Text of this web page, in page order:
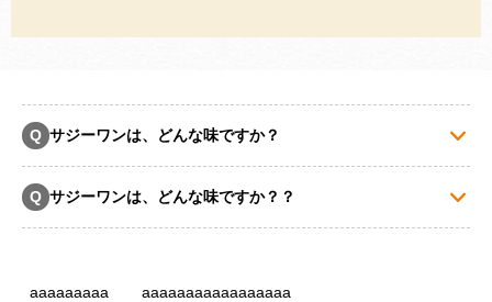
Q サジーワンは、どんな味ですか？
Q サジーワンは、どんな味ですか？？
aaaaaaaaa aaaaaaaaaaaaaaaaa